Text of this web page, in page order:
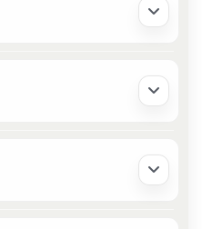
Déplier
Déplier
Déplier